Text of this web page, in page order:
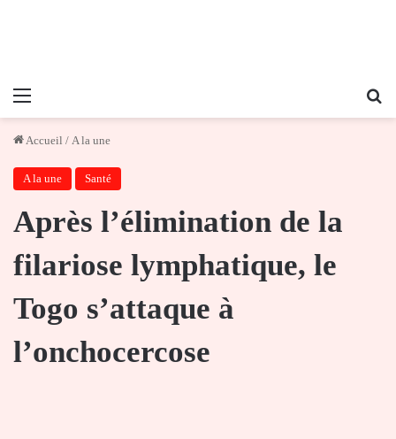
Menu
Accueil / A la une
A la une Santé
Après l’élimination de la
filariose lymphatique, le
Togo s’attaque à
l’onchocercose